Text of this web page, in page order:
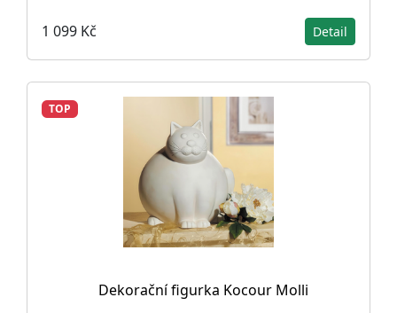
1 099 Kč Detail
TOP
Dekorační figurka Kocour Molli